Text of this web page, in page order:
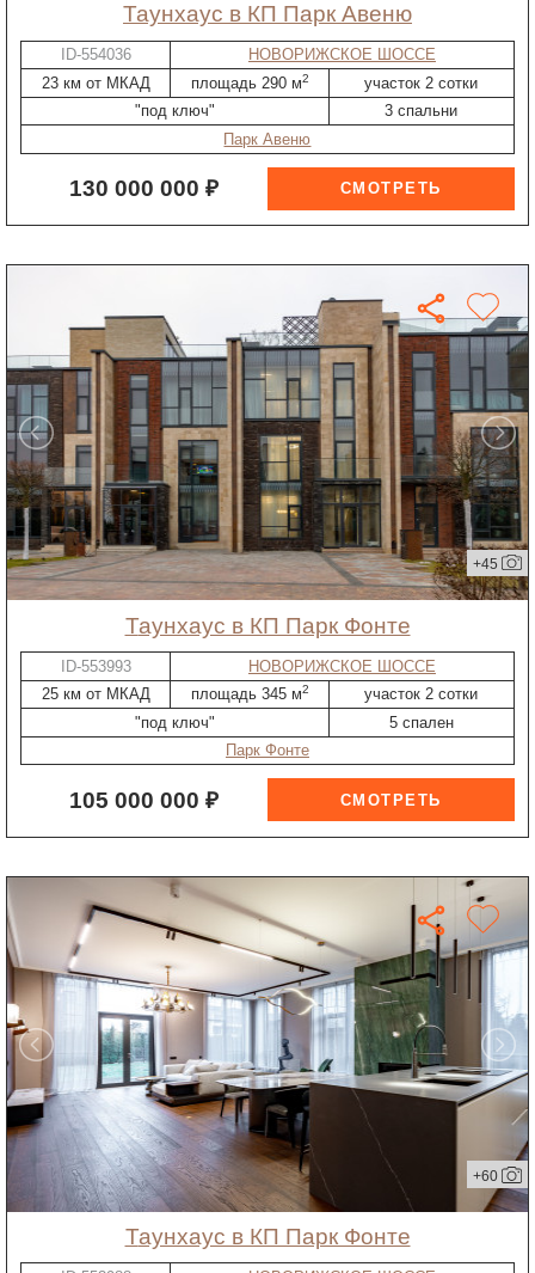
таунхаус в КП Парк Авеню
ID-554036
НОВОРИЖСКОЕ ШОССЕ
23 км от МКАД
площадь 290 м2
участок 2 сотки
"под ключ"
3 спальни
Парк Авеню
130 000 000 ₽
+45
таунхаус в КП Парк Фонте
ID-553993
НОВОРИЖСКОЕ ШОССЕ
25 км от МКАД
площадь 345 м2
участок 2 сотки
"под ключ"
5 спален
Парк Фонте
105 000 000 ₽
+60
таунхаус в КП Парк Фонте